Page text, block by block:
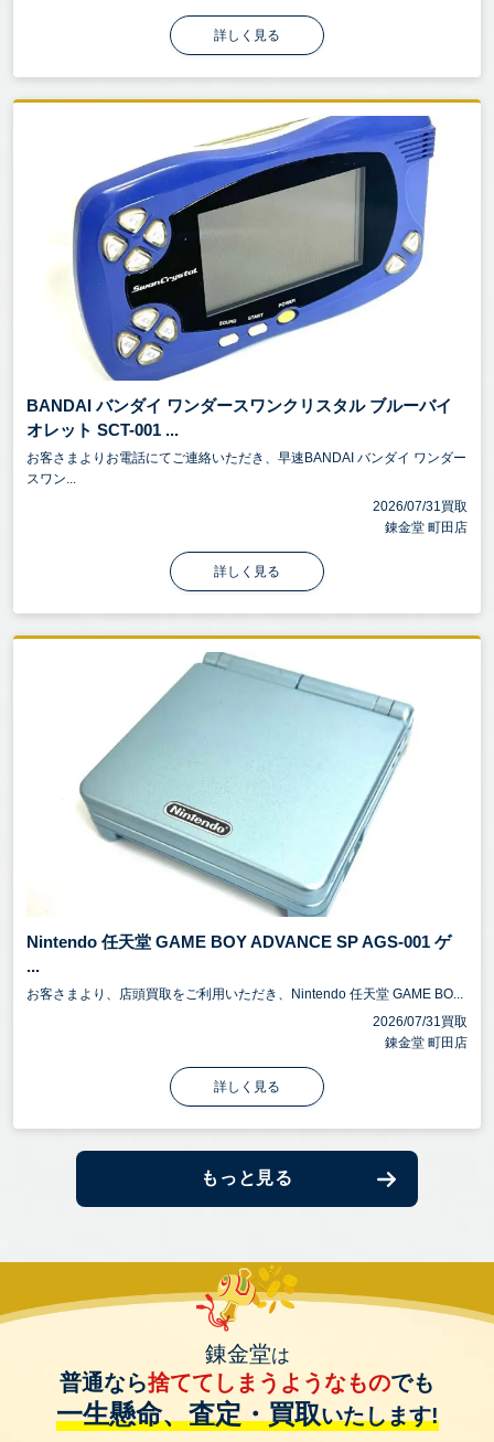
詳しく見る
BANDAI バンダイ ワンダースワンクリスタル ブルーバイ
オレット SCT-001 ...
お客さまよりお電話にてご連絡いただき、早速BANDAI バンダイ ワンダー
スワン...
2026/07/31買取
錬金堂 町田店
詳しく見る
Nintendo 任天堂 GAME BOY ADVANCE SP AGS-001 ゲ
...
お客さまより、店頭買取をご利用いただき、Nintendo 任天堂 GAME BO...
2026/07/31買取
錬金堂 町田店
詳しく見る
もっと見る
錬金堂は
普通なら捨ててしまうようなものでも
一生懸命、査定・買取いたします!